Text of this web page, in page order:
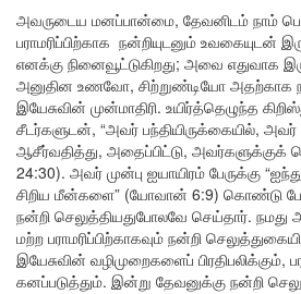
அவருடைய மனப்பான்மை, தேவனிடம் நாம்
பராமரிப்பிற்காக நன்றியுடனும் உவகையுடன்
எனக்கு நினைவூட்டுகிறது; அவை எதுவாக
அனுதின உணவோ, சிற்றுண்டியோ அதற்காக
இயேசுவின் முன்மாதிரி. உயிர்த்தெழுந்த
சீடர்களுடன், “அவர் பந்தியிருக்கையில்,
ஆசீர்வதித்து, அதைப்பிட்டு, அவர்களுக்குக்
24:30). அவர் முன்பு ஐயாயிரம் பேருக்கு
சிறிய மீன்களை” (யோவான் 6:9) கொண்டு
நன்றி செலுத்தியதுபோலவே செய்தார். நமது
மற்ற பராமரிப்பிற்காகவும் நன்றி
இயேசுவின் வழிமுறைகளைப்
கனப்படுத்தும். இன்று தேவனுக்கு நன்றி